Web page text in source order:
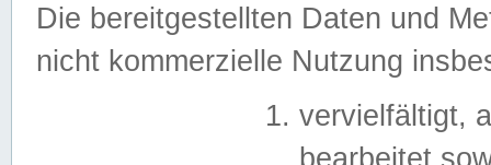
Die bereitgestellten Daten und
nicht kommerzielle Nutzung
vervielfältigt,
bearbeitet